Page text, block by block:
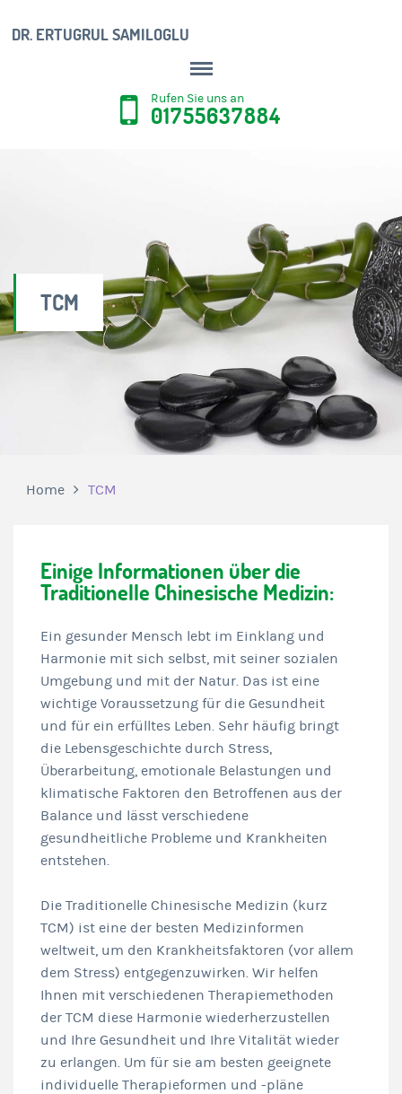
DR. ERTUGRUL SAMILOGLU
Rufen Sie uns an
01755637884
TCM
Home TCM
Einige Informationen über die
Traditionelle Chinesische Medizin:
Ein gesunder Mensch lebt im Einklang und
Harmonie mit sich selbst, mit seiner sozialen
Umgebung und mit der Natur. Das ist eine
wichtige Voraussetzung für die Gesundheit
und für ein erfülltes Leben. Sehr häufig bringt
die Lebensgeschichte durch Stress,
Überarbeitung, emotionale Belastungen und
klimatische Faktoren den Betroffenen aus der
Balance und lässt verschiedene
gesundheitliche Probleme und Krankheiten
entstehen.
Die Traditionelle Chinesische Medizin (kurz
TCM) ist eine der besten Medizinformen
weltweit, um den Krankheitsfaktoren (vor allem
dem Stress) entgegenzuwirken. Wir helfen
Ihnen mit verschiedenen Therapiemethoden
der TCM diese Harmonie wiederherzustellen
und Ihre Gesundheit und Ihre Vitalität wieder
zu erlangen. Um für sie am besten geeignete
individuelle Therapieformen und -pläne